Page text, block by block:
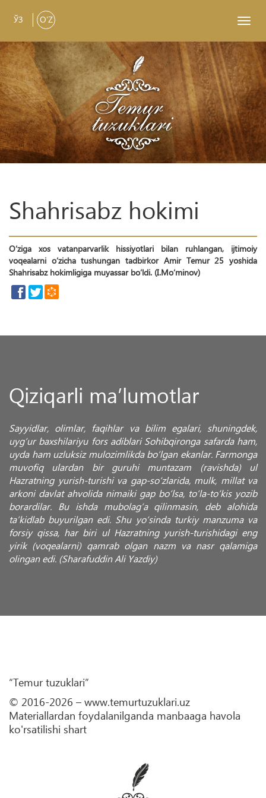
ЎЗ O'Z
Shahrisabz hokimi
O‘ziga xos vatanparvarlik hissiyotlari bilan ruhlangan, ijtimoiy
voqealarni o‘zicha tushungan tadbirkor Amir Temur 25 yoshida
Shahrisabz hokimligiga muyassar bo‘ldi. (I.Mo‘minov)
Qiziqarli ma’lumotlar
Sayyidlar, olimlar, faqihlar va bilim egalari, shuningdek,
uyg‘ur baxshilariyu fors adiblari Sohibqironga safarda ham,
uyda ham uzluksiz mulozimlikda bo‘lgan ekanlar. Farmonga
muvofiq ulardan bir guruhi muntazam (ravishda) ul
Hazratning yurish-turishi va gap-so‘zlarida, mulk, millat va
arkoni davlat ahvolida nimaiki gap bo‘lsa, to‘la-to‘kis yozib
borardilar. Bu ishda mubolag‘a qilinmasin, deb alohida
ta’kidlab buyurilgan edi. Shu yo‘sinda turkiy manzuma va
forsiy qissa, har biri ul Hazratning yurish-turishidagi eng
yirik (voqealarni) qamrab olgan nazm va nasr qalamiga
olingan edi. (Sharafuddin Ali Yazdiy)
“Temur tuzuklari”
© 2016-2026 – www.temurtuzuklari.uz
Materiallardan foydalanilganda manbaaga havola
ko'rsatilishi shart